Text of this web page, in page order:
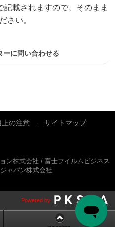
記載されますので、そのまま
さい。
ーに問い合わせる
上の注意 サイトマップ
ン株式会社 / 富士フイルムビジネス
ャパン株式会社
Powered by